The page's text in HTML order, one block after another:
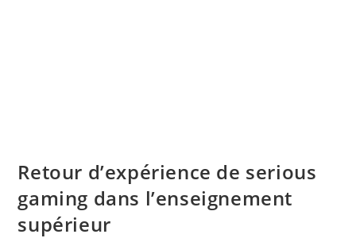
Retour d’expérience de serious
gaming dans l’enseignement
supérieur